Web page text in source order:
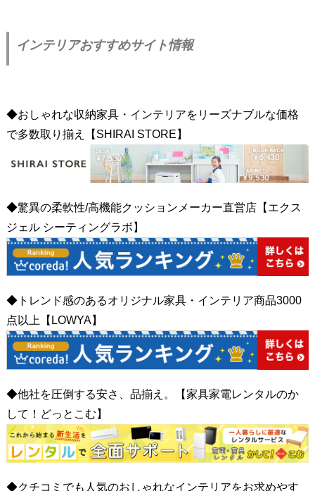
インテリアおすすめサイト情報
◆おしゃれな収納家具・インテリアをリーズナブルな価格
で多数取り揃え【SHIRAI STORE】
◆驚異の柔軟性/高機能クッションメーカー直営店【エクス
ジェル シーティングラボ】
◆トレンド感のあるオリジナル家具・インテリア商品3000
点以上【LOWYA】
◆他社を圧倒する安さ、品揃え。【家具家電レンタルのか
して！どっとこむ】
◆クチコミでも人気のおしゃれなインテリアをお求めやす